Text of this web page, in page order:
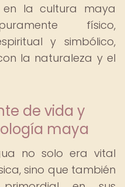
la cultura maya
físico,
y simbólico,
la naturaleza y el
de vida y
maya
no solo era vital
sino que también